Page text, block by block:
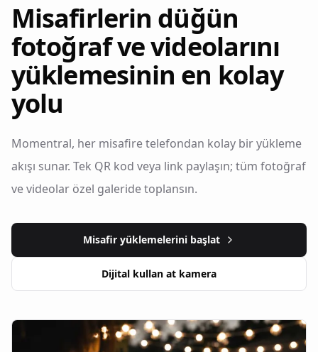
Misafirlerin düğün
fotoğraf ve videolarını
yüklemesinin en kolay
yolu
Momentral, her misafire telefondan kolay bir yükleme
akışı sunar. Tek QR kod veya link paylaşın; tüm fotoğraf
ve videolar özel galeride toplansın.
Misafir yüklemelerini başlat
Dijital kullan at kamera